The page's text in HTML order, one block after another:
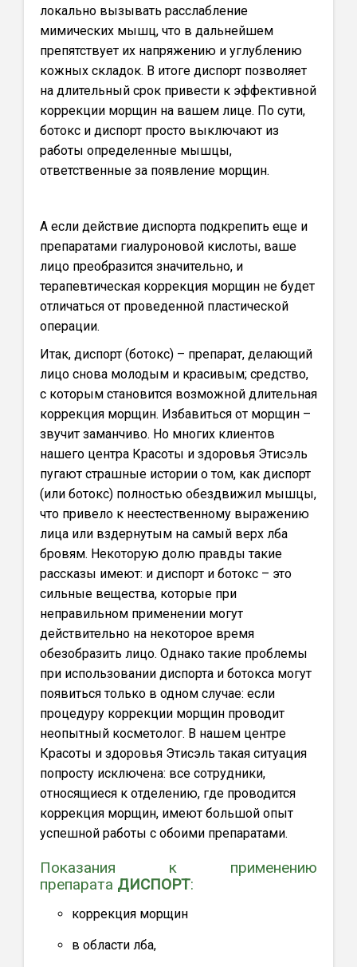
локально вызывать расслабление
мимических мышц, что в дальнейшем
препятствует их напряжению и углублению
кожных складок. В итоге диспорт позволяет
на длительный срок привести к эффективной
коррекции морщин на вашем лице. По сути,
ботокс и диспорт просто выключают из
работы определенные мышцы,
ответственные за появление морщин.
А если действие диспорта подкрепить еще и
препаратами гиалуроновой кислоты, ваше
лицо преобразится значительно, и
терапевтическая коррекция морщин не будет
отличаться от проведенной пластической
операции.
Итак, диспорт (ботокс) – препарат, делающий
лицо снова молодым и красивым; средство,
с которым становится возможной длительная
коррекция морщин. Избавиться от морщин –
звучит заманчиво. Но многих клиентов
нашего центра Красоты и здоровья Этисэль
пугают страшные истории о том, как диспорт
(или ботокс) полностью обездвижил мышцы,
что привело к неестественному выражению
лица или вздернутым на самый верх лба
бровям. Некоторую долю правды такие
рассказы имеют: и диспорт и ботокс – это
сильные вещества, которые при
неправильном применении могут
действительно на некоторое время
обезобразить лицо. Однако такие проблемы
при использовании диспорта и ботокса могут
появиться только в одном случае: если
процедуру коррекции морщин проводит
неопытный косметолог. В нашем центре
Красоты и здоровья Этисэль такая ситуация
попросту исключена: все сотрудники,
относящиеся к отделению, где проводится
коррекция морщин, имеют большой опыт
успешной работы с обоими препаратами.
Показания к применению
препарата ДИСПОРТ:
коррекция морщин
в области лба,